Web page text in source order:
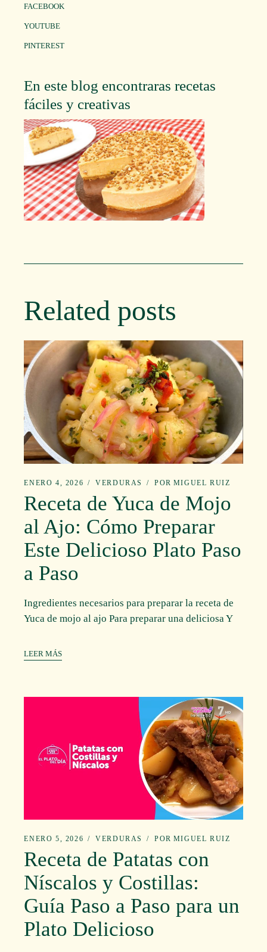
FACEBOOK
YOUTUBE
PINTEREST
En este blog encontraras recetas
fáciles y creativas
Related posts
ENERO 4, 2026 VERDURAS POR MIGUEL RUIZ
Receta de Yuca de Mojo
al Ajo: Cómo Preparar
Este Delicioso Plato Paso
a Paso
Ingredientes necesarios para preparar la receta de
Yuca de mojo al ajo Para preparar una deliciosa Y
LEER MÁS
ENERO 5, 2026 VERDURAS POR MIGUEL RUIZ
Receta de Patatas con
Níscalos y Costillas:
Guía Paso a Paso para un
Plato Delicioso